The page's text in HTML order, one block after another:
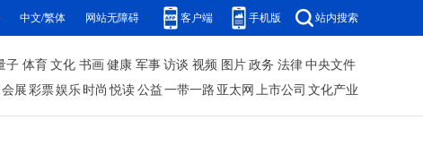
中文/繁体 网站无障碍 客户端 手机版 站内搜索
子 体育 文化 书画 健康 军事 访谈 视频 图片 政务 法律 中央文件
会展 彩票娱乐 时尚 悦读 公益 一带一路 亚太网 上市公司 文化产业